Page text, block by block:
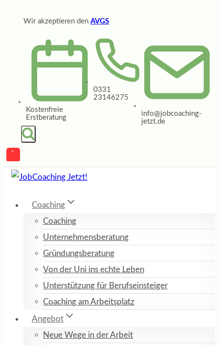
Wir akzeptieren den AVGS
Kostenfreie
Erstberatung
0331
23146275
info@jobcoaching-
jetzt.de
Coaching
Coaching
Unternehmensberatung
Gründungsberatung
Von der Uni ins echte Leben
Unterstützung für Berufseinsteiger
Coaching am Arbeitsplatz
Angebot
Neue Wege in der Arbeit